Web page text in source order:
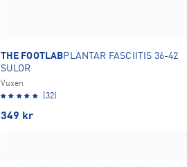
THE FOOTLABPLANTAR FASCIITIS 36-42
SULOR
Vuxen
(32)
349 kr